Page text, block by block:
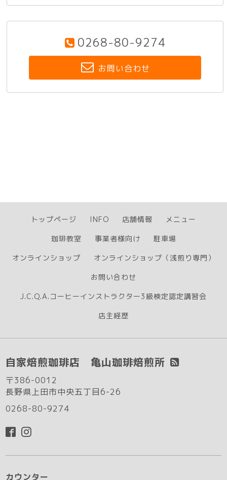
0268-80-9274
お問い合わせ
トップページ INFO 店舗情報
メニュー
珈琲教室
事業者様向け
駐車場
オンラインショップ
オンラインショップ（浅煎り専門）
お問い合わせ
J.C.Q.A.コーヒーインストラクター3級検定認定講習会
店主経歴
自家焙煎珈琲店 亀山珈琲焙煎所
〒386-0012
長野県上田市中央五丁目6-26
0268-80-9274
カウンター